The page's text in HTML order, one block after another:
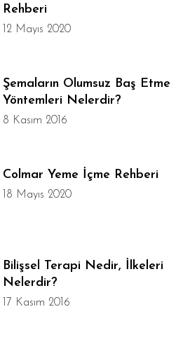
Rehberi
12 Mayıs 2020
Şemaların Olumsuz Baş Etme
Yöntemleri Nelerdir?
8 Kasım 2016
Colmar Yeme İçme Rehberi
18 Mayıs 2020
Bilişsel Terapi Nedir, İlkeleri
Nelerdir?
17 Kasım 2016